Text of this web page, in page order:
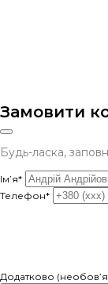
Замовити
Будь-ласка,
Ім’я*
Телефон*
Додатково